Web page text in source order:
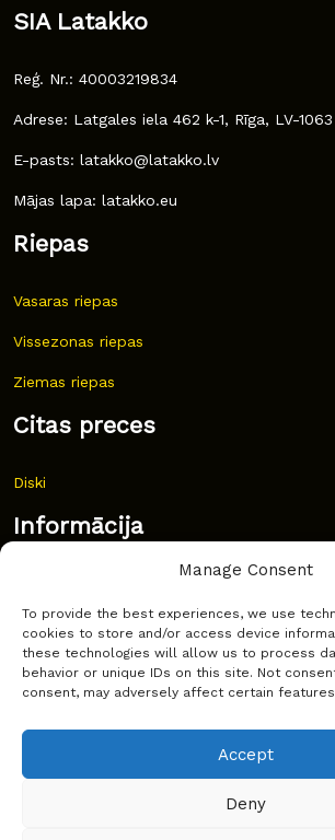
Manage Consent
To provide the best experiences, we use
cookies to store and/or access device
these technologies will allow us to process
behavior or unique IDs on this site. Not
consent, may adversely affect certain
Accept
Deny
SIA Latakko
Reģ. Nr.: 40003219834
Adrese: Latgales iela 462 k-1, Rīga, LV-1063
E-pasts: latakko@latakko.lv
Mājas lapa: latakko.eu
Riepas
Vasaras riepas
Vissezonas riepas
Ziemas riepas
Citas preces
Diski
Informācija
Bieži uzdoti jautājumi
Kur pirkt?
Sīkdatņu politika